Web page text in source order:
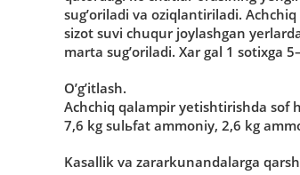
sugʼoriladi va oziqlantiriladi.
sizot suvi chuqur joylashgan
marta sugʼoriladi. Xar gal 1 sotixga
Oʼgʼitlash.
Аchchiq qalampir yetishtirishda sof
7,6 kg sulьfat ammoniy, 2,6 kg
Kasallik va zararkunandalarga